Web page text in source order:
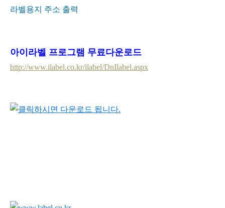
라벨용지 주소 출력
아이라벨 프로그램 무료다운로드
http://www.ilabel.co.kr/ilabel/DnIlabel.aspx